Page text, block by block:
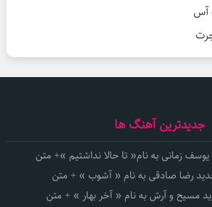
آس
جدیدترین آهنگ ها
زمانی به نام« تا حالا نداشتیم »+ متن
رضا صادقی به نام « آشوب » + متن
مسیح و آرش به نام « آخر بهار » + متن